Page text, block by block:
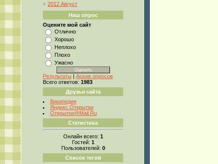
2012 Август
Наш опрос
Оцените мой сайт
Отлично
Хорошо
Неплохо
Плохо
Ужасно
Результаты | Архив опросов
Всего ответов: 1983
Друзья сайта
Википедия
Яндекс.Открытки
Открытки@Mail.Ru
Статистика
Онлайн всего: 1
Гостей: 1
Пользователей: 0
Список тегов